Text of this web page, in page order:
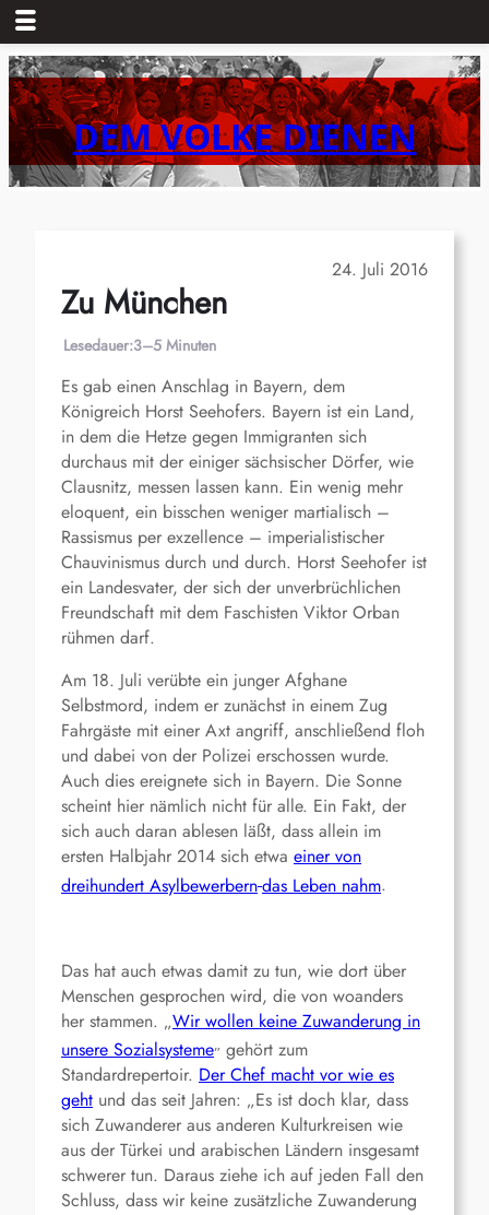
Zum
Inhalt
springenDEM VOLKE DIENEN
24. Juli 2016
Zu München
Lesedauer:3–5 Minuten
Es gab einen Anschlag in Bayern, dem
Königreich Horst Seehofers. Bayern ist ein Land,
in dem die Hetze gegen Immigranten sich
durchaus mit der einiger sächsischer Dörfer, wie
Clausnitz, messen lassen kann. Ein wenig mehr
eloquent, ein bisschen weniger martialisch –
Rassismus per exzellence – imperialistischer
Chauvinismus durch und durch. Horst Seehofer ist
ein Landesvater, der sich der unverbrüchlichen
Freundschaft mit dem Faschisten Viktor Orban
rühmen darf.
Am 18. Juli verübte ein junger Afghane
Selbstmord, indem er zunächst in einem Zug
Fahrgäste mit einer Axt angriff, anschließend floh
und dabei von der Polizei erschossen wurde.
Auch dies ereignete sich in Bayern. Die Sonne
scheint hier nämlich nicht für alle. Ein Fakt, der
sich auch daran ablesen läßt, dass allein im
ersten Halbjahr 2014 sich etwa einer von
dreihundert Asylbewerberndas Leben nahm.
Das hat auch etwas damit zu tun, wie dort über
Menschen gesprochen wird, die von woanders
her stammen. „Wir wollen keine Zuwanderung in
unsere Sozialsysteme„ gehört zum
Standardrepertoir. Der Chef macht vor wie es
geht und das seit Jahren: „Es ist doch klar, dass
sich Zuwanderer aus anderen Kulturkreisen wie
aus der Türkei und arabischen Ländern insgesamt
schwerer tun. Daraus ziehe ich auf jeden Fall den
Schluss, dass wir keine zusätzliche Zuwanderung